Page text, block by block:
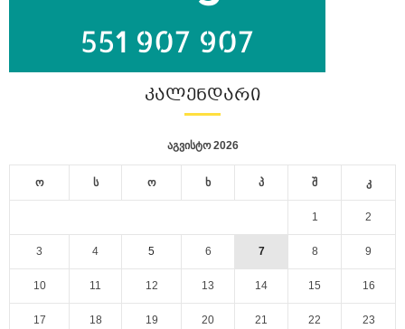
ᲙᲐᲚᲔᲜᲓᲐᲠᲘ
აგვისტო 2026
ო ს ო ხ პ შ კ
1 2
3 4 5 6 7 8 9
10 11 12 13 14 15 16
17 18 19 20 21 22 23